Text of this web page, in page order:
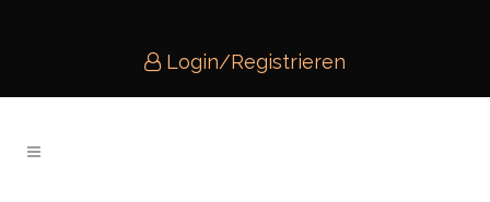
Login/Registrieren